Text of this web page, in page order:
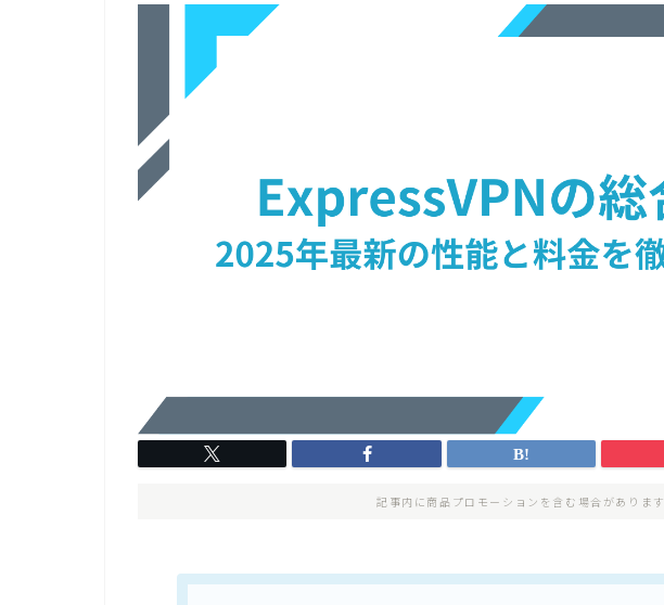
記事内に商品プロモーションを含む場合があります